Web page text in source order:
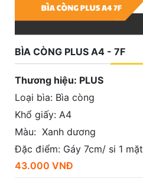
BÌA CÒNG PLUS A4 - 7F
Thương hiệu: PLUS
Loại bìa: Bìa còng
Khổ giấy: A4
Màu: Xanh dương
Đặc điểm: Gáy 7cm/ si 1 mặt
43.000 VNĐ